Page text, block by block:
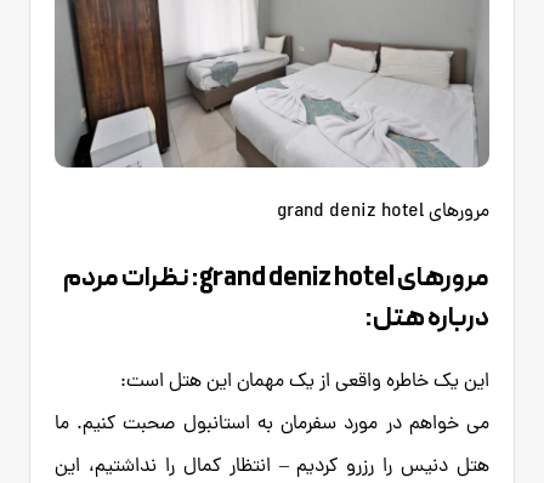
مرورهای grand deniz hotel
مرورهای grand deniz hotel: نظرات مردم
درباره هتل:
این یک خاطره واقعی از یک مهمان این هتل است:
می خواهم در مورد سفرمان به استانبول صحبت کنیم. ما
هتل دنیس را رزرو کردیم – انتظار کمال را نداشتیم، این